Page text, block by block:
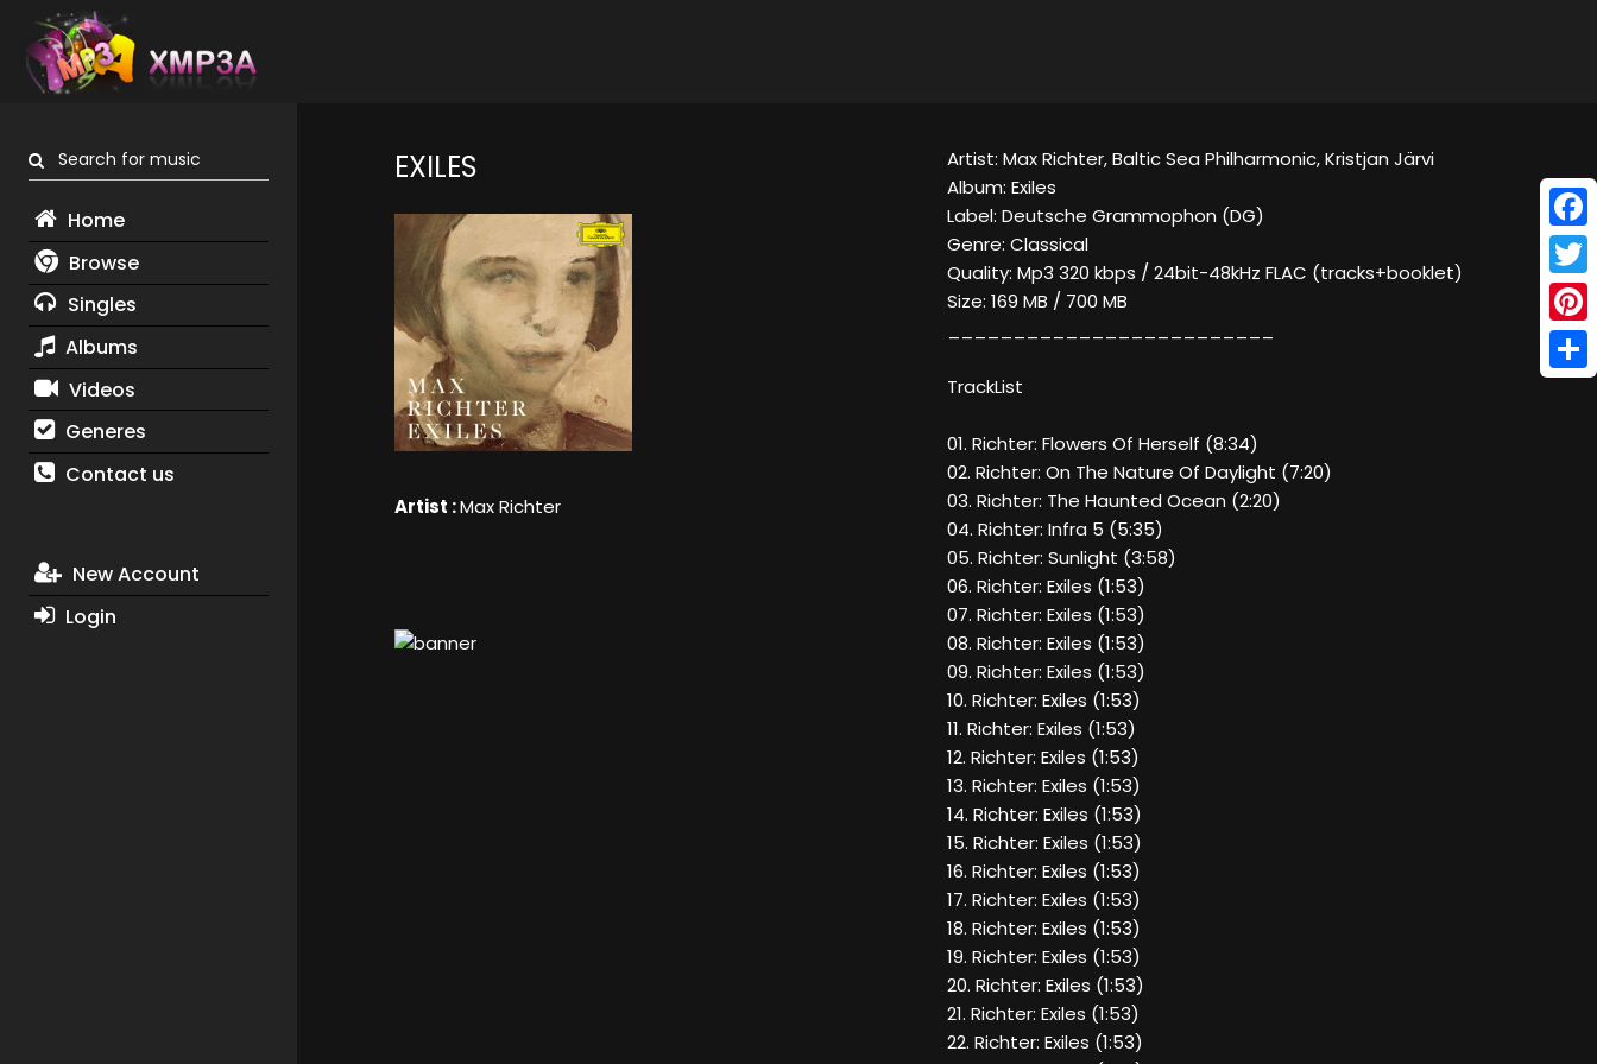
Search for music
Home
Browse
Singles
Albums
Videos
Generes
Contact us
New Account
Login
EXILES
Artist :Max Richter
Artist: Max Richter, Baltic Sea Philharmonic, Kristjan Järvi
Album: Exiles
Label: Deutsche Grammophon (DG)
Genre: Classical
Quality: Mp3 320 kbps / 24bit-48kHz FLAC (tracks+booklet)
Size: 169 MB / 700 MB
TrackList
01. Richter: Flowers Of Herself (8:34)
02. Richter: On The Nature Of Daylight (7:20)
03. Richter: The Haunted Ocean (2:20)
04. Richter: Infra 5 (5:35)
05. Richter: Sunlight (3:58)
06. Richter: Exiles (1:53)
07. Richter: Exiles (1:53)
08. Richter: Exiles (1:53)
09. Richter: Exiles (1:53)
10. Richter: Exiles (1:53)
11. Richter: Exiles (1:53)
12. Richter: Exiles (1:53)
13. Richter: Exiles (1:53)
14. Richter: Exiles (1:53)
15. Richter: Exiles (1:53)
16. Richter: Exiles (1:53)
17. Richter: Exiles (1:53)
18. Richter: Exiles (1:53)
19. Richter: Exiles (1:53)
20. Richter: Exiles (1:53)
21. Richter: Exiles (1:53)
22. Richter: Exiles (1:53)